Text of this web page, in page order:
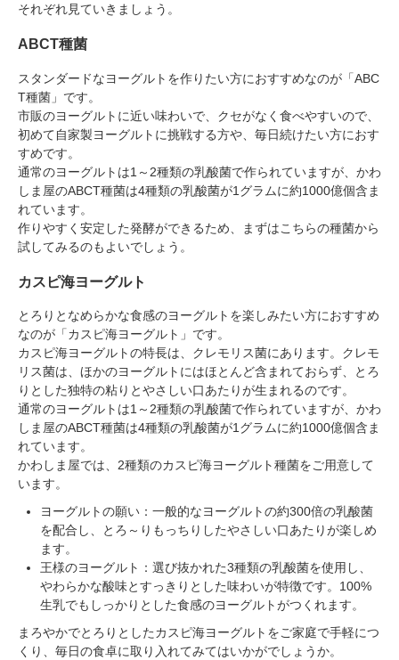
それぞれ見ていきましょう。
ABCT種菌
スタンダードなヨーグルトを作りたい方におすすめなのが「ABC
T種菌」です。
市販のヨーグルトに近い味わいで、クセがなく食べやすいので、
初めて自家製ヨーグルトに挑戦する方や、毎日続けたい方におす
すめです。
通常のヨーグルトは1～2種類の乳酸菌で作られていますが、かわ
しま屋のABCT種菌は4種類の乳酸菌が1グラムに約1000億個含ま
れています。
作りやすく安定した発酵ができるため、まずはこちらの種菌から
試してみるのもよいでしょう。
カスピ海ヨーグルト
とろりとなめらかな食感のヨーグルトを楽しみたい方におすすめ
なのが「カスピ海ヨーグルト」です。
カスピ海ヨーグルトの特長は、クレモリス菌にあります。クレモ
リス菌は、ほかのヨーグルトにはほとんど含まれておらず、とろ
りとした独特の粘りとやさしい口あたりが生まれるのです。
通常のヨーグルトは1～2種類の乳酸菌で作られていますが、かわ
しま屋のABCT種菌は4種類の乳酸菌が1グラムに約1000億個含ま
れています。
かわしま屋では、2種類のカスピ海ヨーグルト種菌をご用意して
います。
ヨーグルトの願い：一般的なヨーグルトの約300倍の乳酸菌
を配合し、とろ～りもっちりしたやさしい口あたりが楽しめ
ます。
王様のヨーグルト：選び抜かれた3種類の乳酸菌を使用し、
やわらかな酸味とすっきりとした味わいが特徴です。100%
生乳でもしっかりとした食感のヨーグルトがつくれます。
まろやかでとろりとしたカスピ海ヨーグルトをご家庭で手軽につ
くり、毎日の食卓に取り入れてみてはいかがでしょうか。